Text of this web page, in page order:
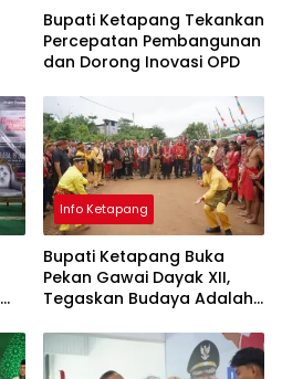
Bupati Ketapang Tekankan
Percepatan Pembangunan
dan Dorong Inovasi OPD
Info Ketapang
Bupati Ketapang Buka
Pekan Gawai Dayak XII,
Tegaskan Budaya Adalah